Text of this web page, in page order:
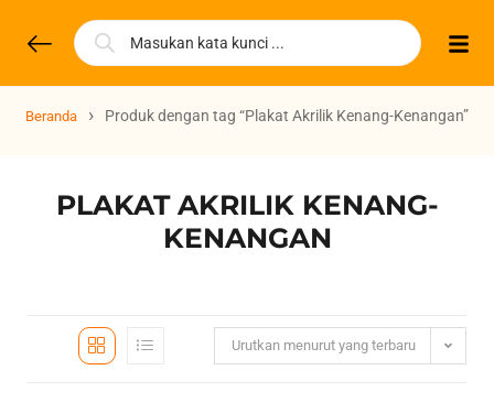
Beranda › Produk dengan tag “Plakat Akrilik Kenang-Kenangan”
PLAKAT AKRILIK KENANG-
KENANGAN
Urutkan menurut yang terbaru